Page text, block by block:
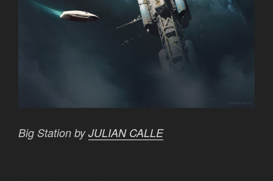
Big Station byJULIAN CALLE